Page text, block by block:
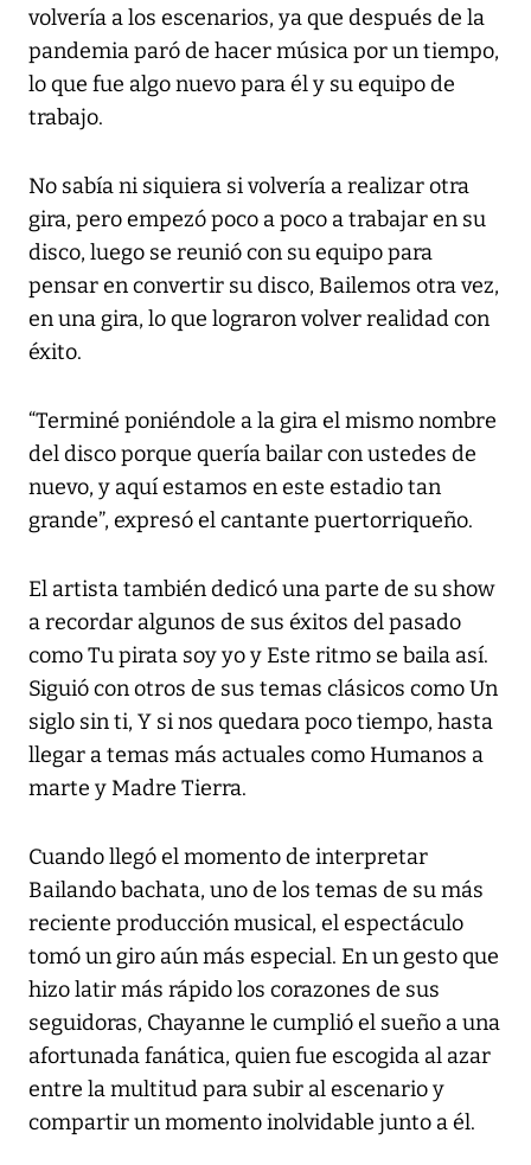
volvería a los escenarios, ya que después de la
pandemia paró de hacer música por un tiempo,
lo que fue algo nuevo para él y su equipo de
trabajo.
No sabía ni siquiera si volvería a realizar otra
gira, pero empezó poco a poco a trabajar en su
disco, luego se reunió con su equipo para
pensar en convertir su disco, Bailemos otra vez,
en una gira, lo que lograron volver realidad con
éxito.
“Terminé poniéndole a la gira el mismo nombre
del disco porque quería bailar con ustedes de
nuevo, y aquí estamos en este estadio tan
grande”, expresó el cantante puertorriqueño.
El artista también dedicó una parte de su show
a recordar algunos de sus éxitos del pasado
como Tu pirata soy yo y Este ritmo se baila así.
Siguió con otros de sus temas clásicos como Un
siglo sin ti, Y si nos quedara poco tiempo, hasta
llegar a temas más actuales como Humanos a
marte y Madre Tierra.
Cuando llegó el momento de interpretar
Bailando bachata, uno de los temas de su más
reciente producción musical, el espectáculo
tomó un giro aún más especial. En un gesto que
hizo latir más rápido los corazones de sus
seguidoras, Chayanne le cumplió el sueño a una
afortunada fanática, quien fue escogida al azar
entre la multitud para subir al escenario y
compartir un momento inolvidable junto a él.